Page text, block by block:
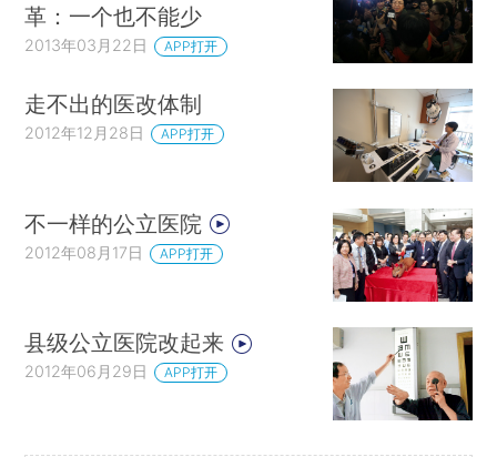
革：一个也不能少
2013年03月22日 APP打开
走不出的医改体制
2012年12月28日 APP打开
不一样的公立医院
2012年08月17日 APP打开
县级公立医院改起来
2012年06月29日 APP打开